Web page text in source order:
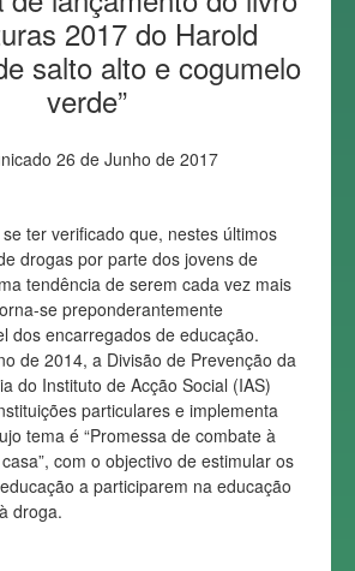
2017 do Harold
salto alto e cogumelo
verde”
26 de Junho de 2017
ter verificado que, nestes últimos
drogas por parte dos jovens de
tendência de serem cada vez mais
se preponderantemente
dos encarregados de educação.
de 2014, a Divisão de Prevenção da
do Instituto de Acção Social (IAS)
particulares e implementa
tema é “Promessa de combate à
com o objectivo de estimular os
a participarem na educação
droga.